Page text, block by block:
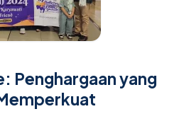
Penghargaan yang